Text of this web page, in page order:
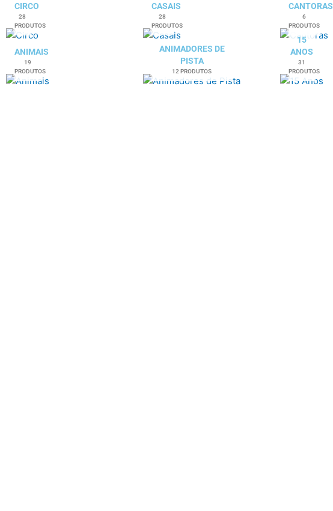
CIRCO
28
PRODUTOS
CASAIS
28
PRODUTOS
CANTORAS
6
PRODUTOS
ANIMAIS
19
PRODUTOS
ANIMADORES DE
PISTA
12 PRODUTOS
15
ANOS
31
PRODUTOS